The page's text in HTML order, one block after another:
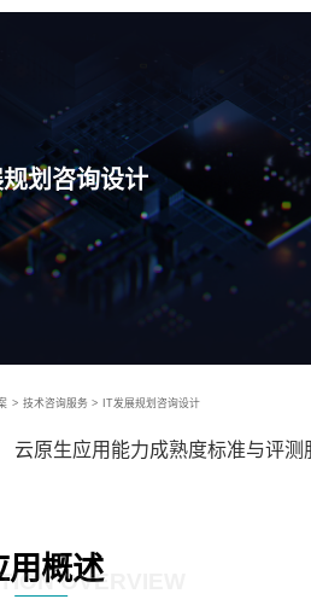
划咨询设计
> 技术咨询服务 > IT发展规划咨询设计
云原生应用能力成熟度标准与评测
用概述OVERVIEW